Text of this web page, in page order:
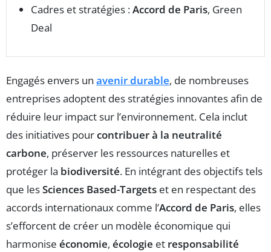
Cadres et stratégies :Accord de Paris, Green
Deal
Engagés envers un avenir durable, de nombreuses
entreprises adoptent des stratégies innovantes afin de
réduire leur impact sur l’environnement. Cela inclut
des initiatives pourcontribuer à la neutralité
carbone, préserver les ressources naturelles et
protéger la biodiversité. En intégrant des objectifs tels
que lesSciences Based-Targets et en respectant des
accords internationaux comme l’Accord de Paris, elles
s’efforcent de créer un modèle économique qui
harmonise économie, écologie et responsabilité